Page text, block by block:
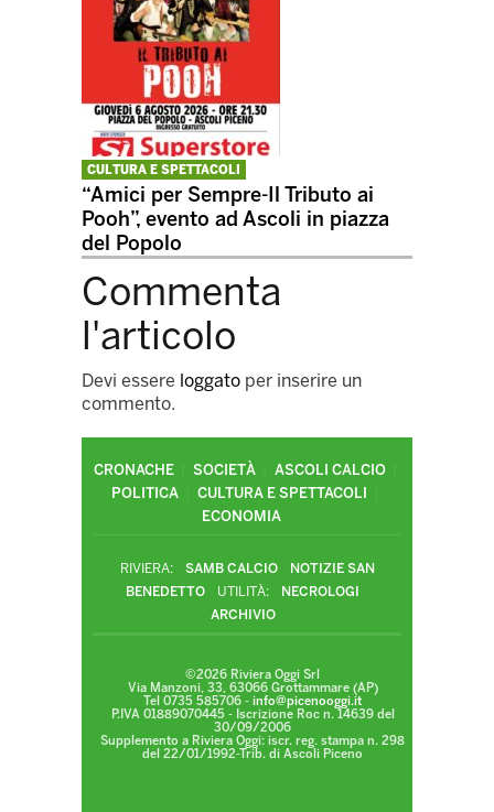
CULTURA E SPETTACOLI
“Amici per Sempre-Il Tributo ai
Pooh”, evento ad Ascoli in piazza
del Popolo
Commenta
l'articolo
Devi essere loggato per inserire un
commento.
CRONACHE SOCIETÀ
ASCOLI CALCIO
POLITICA
CULTURA E SPETTACOLI
ECONOMIA
RIVIERA: SAMB CALCIO
NOTIZIE SAN
BENEDETTO
UTILITÀ:
NECROLOGI
ARCHIVIO
©2026 Riviera Oggi Srl
Via Manzoni, 33, 63066 Grottammare (AP)
Tel 0735 585706 - info@picenooggi.it
P.IVA 01889070445 - Iscrizione Roc n. 14639 del
30/09/2006
Supplemento a Riviera Oggi: iscr. reg. stampa n. 298
del 22/01/1992-Trib. di Ascoli Piceno